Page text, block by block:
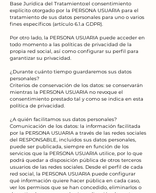
Base Jurídica del Tratamiento:el consentimiento
explícito otorgado por la PERSONA USUARIA para el
tratamiento de sus datos personales para uno o varios
fines específicos (artículo 6.1.a GDPR).
Por otro lado, la PERSONA USUARIA puede acceder en
todo momento a las políticas de privacidad de la
propia red social, así como configurar su perfil para
garantizar su privacidad.
¿Durante cuánto tiempo guardaremos sus datos
personales?
Criterios de conservación de los datos: se conservarán
mientras la PERSONA USUARIA no revoque el
consentimiento prestado tal y como se indica en esta
política de privacidad.
¿A quién facilitamos sus datos personales?
Comunicación de los datos: la información facilitada
por la PERSONA USUARIA a través de las redes sociales
del RESPONSABLE, incluidos sus datos personales,
puede ser publicada, siempre en función de los
servicios que la PERSONA USUARIA utilice, por lo que
podrá quedar a disposición pública de otros terceros
usuarios de las redes sociales. Desde el perfil de cada
red social, la PERSONA USUARIA puede configurar
qué información quiere hacer pública en cada caso,
ver los permisos que se han concedido, eliminarlos o